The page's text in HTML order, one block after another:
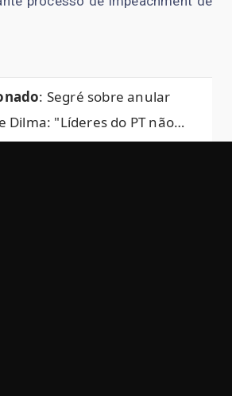
: Segré sobre anular
Dilma: "Líderes do PT não
texto" (Dailymotion)